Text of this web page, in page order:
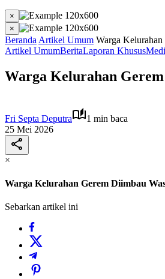
×
×
Beranda Artikel Umum Warga
Artikel UmumBeritaLaporan Khusus
Warga Kelurahan
Fri Septa Deputra
1 min baca
25 Mei 2026
×
Warga Kelurahan Gerem Diimbau
Sebarkan artikel ini